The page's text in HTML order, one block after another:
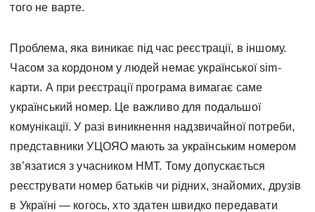
того не варте.
Проблема, яка виникає під час реєстрації, в іншому.
Часом за кордоном у людей немає української sim-
карти. А при реєстрації програма вимагає саме
український номер. Це важливо для подальшої
комунікації. У разі виникнення надзвичайної потреби,
представники УЦОЯО мають за українським номером
зв’язатися з учасником НМТ. Тому допускається
реєструвати номер батьків чи рідних, знайомих, друзів
в Україні — когось, хто здатен швидко передавати